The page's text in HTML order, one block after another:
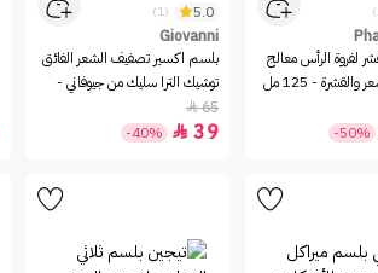
لفروة الرأس معالج
- 125 مل
-50%
5.0
(1)
Giovanni
بلسم اكسير تصفيف الشعر الفائق
توشيك الترا سليك من جيوفاني -
118 مل
65

39

-40%